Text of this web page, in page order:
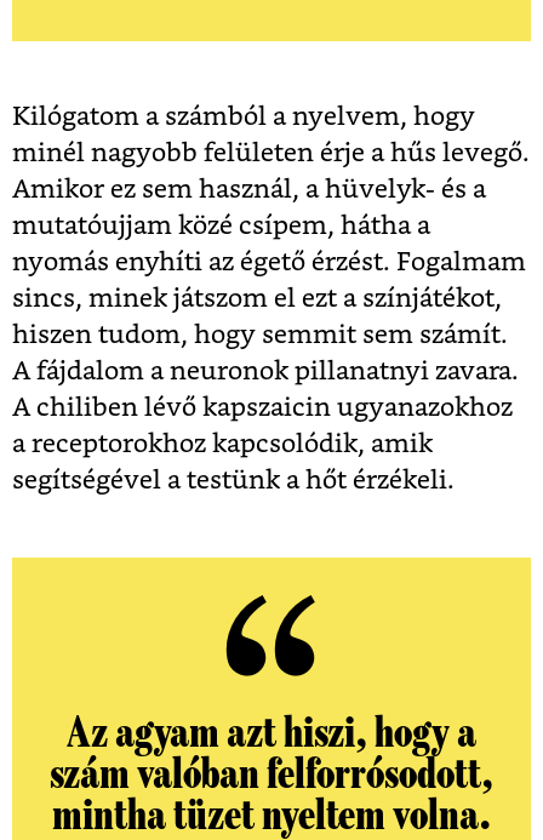
Kilógatom a számból a nyelvem, hogy
minél nagyobb felületen érje a hűs levegő.
Amikor ez sem használ, a hüvelyk- és a
mutatóujjam közé csípem, hátha a
nyomás enyhíti az égető érzést. Fogalmam
sincs, minek játszom el ezt a színjátékot,
hiszen tudom, hogy semmit sem számít.
A fájdalom a neuronok pillanatnyi zavara.
A chiliben lévő kapszaicin ugyanazokhoz
a receptorokhoz kapcsolódik, amik
segítségével a testünk a hőt érzékeli.
Az agyam azt hiszi, hogy a
szám valóban felforrósodott,
mintha tüzet nyeltem volna.